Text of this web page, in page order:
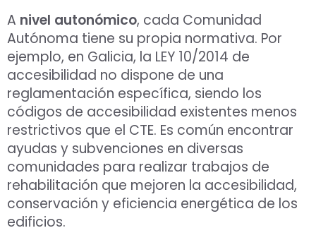
A nivel autonómico, cada Comunidad
Autónoma tiene su propia normativa. Por
ejemplo, en Galicia, la LEY 10/2014 de
accesibilidad no dispone de una
reglamentación específica, siendo los
códigos de accesibilidad existentes menos
restrictivos que el CTE. Es común encontrar
ayudas y subvenciones en diversas
comunidades para realizar trabajos de
rehabilitación que mejoren la accesibilidad,
conservación y eficiencia energética de los
edificios.